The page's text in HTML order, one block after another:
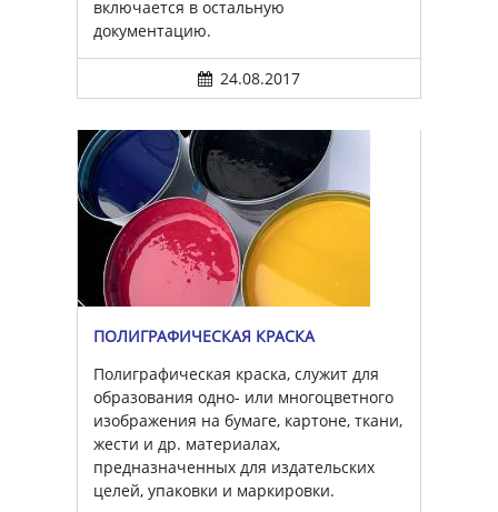
включается в остальную
документацию.
24.08.2017
ПОЛИГРАФИЧЕСКАЯ КРАСКА
Полиграфическая краска, служит для
образования одно- или многоцветного
изображения на бумаге, картоне, ткани,
жести и др. материалах,
предназначенных для издательских
целей, упаковки и маркировки.